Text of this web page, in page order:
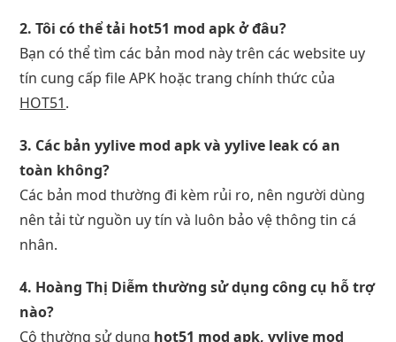
2. Tôi có thể tải hot51 mod apk ở đâu?
Bạn có thể tìm các bản mod này trên các website uy
tín cung cấp file APK hoặc trang chính thức của
HOT51.
3. Các bản yylive mod apk và yylive leak có an
toàn không?
Các bản mod thường đi kèm rủi ro, nên người dùng
nên tải từ nguồn uy tín và luôn bảo vệ thông tin cá
nhân.
4. Hoàng Thị Diễm thường sử dụng công cụ hỗ trợ
nào?
Cô thường sử dụng hot51 mod apk, yylive mod